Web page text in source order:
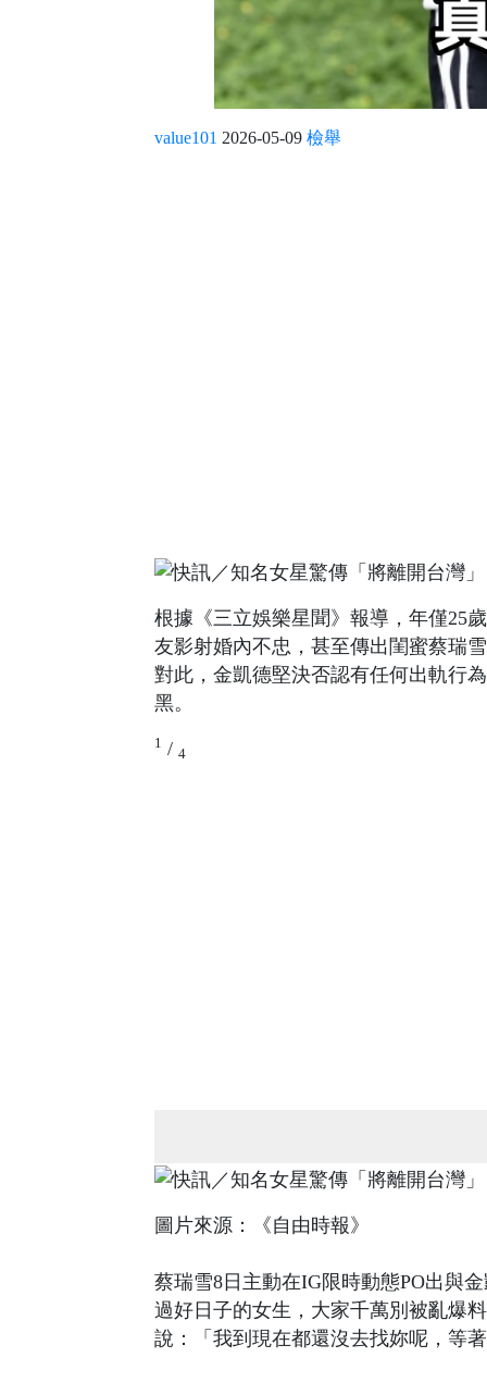
value101 2026-05-09 檢舉
根據《三立娛樂星聞》報導，年僅25
友影射婚內不忠，甚至傳出閨蜜蔡瑞
對此，金凱德堅決否認有任何出軌行
黑。
1 / 4
圖片來源：《自由時報》
蔡瑞雪8日主動在IG限時動態PO出與
過好日子的女生，大家千萬別被亂爆
說：「我到現在都還沒去找妳呢，等